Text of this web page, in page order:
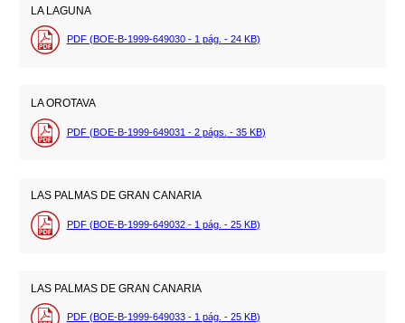
LA LAGUNA
PDF (BOE-B-1999-649030 - 1 pág. - 24 KB)
LA OROTAVA
PDF (BOE-B-1999-649031 - 2 págs. - 35 KB)
LAS PALMAS DE GRAN CANARIA
PDF (BOE-B-1999-649032 - 1 pág. - 25 KB)
LAS PALMAS DE GRAN CANARIA
PDF (BOE-B-1999-649033 - 1 pág. - 25 KB)